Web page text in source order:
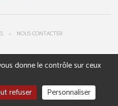
NOUS CONTACTER
donne le contrôle sur ceux
refuser Personnaliser